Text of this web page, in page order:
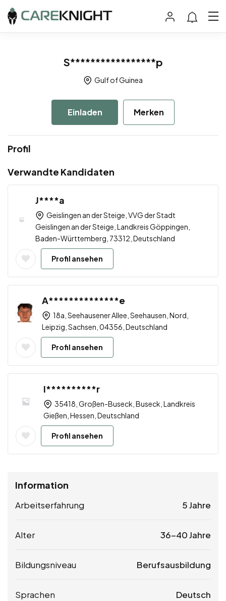
S*****************p
Gulf of Guinea
Einladen Merken
Profil
Verwandte Kandidaten
J****a
Geislingen an der Steige, VVG der Stadt
Geislingen an der Steige, Landkreis Göppingen,
Baden-Württemberg, 73312, Deutschland
Profil ansehen
A**************e
18a, Seehausener Allee, Seehausen, Nord,
Leipzig, Sachsen, 04356, Deutschland
Profil ansehen
I**********r
35418, Großen-Buseck, Buseck, Landkreis
Gießen, Hessen, Deutschland
Profil ansehen
Information
Arbeitserfahrung 5 Jahre
Alter 36-40 Jahre
Bildungsniveau Berufsausbildung
Sprachen Deutsch